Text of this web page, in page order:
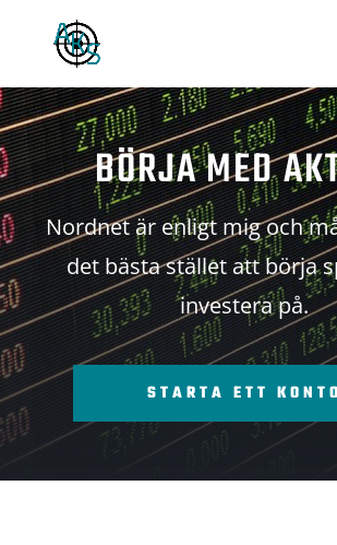
BÖRJA MED
Nordnet är enligt mig och
det bästa stället att börja
investera på.
STARTA ETT KONTO